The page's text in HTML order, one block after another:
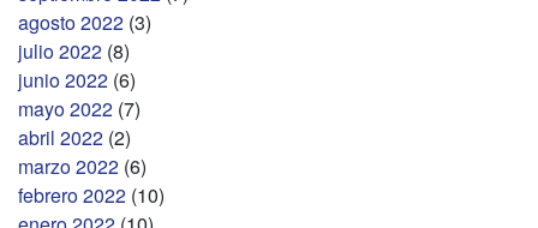
agosto 2022 (3)
julio 2022 (8)
junio 2022 (6)
mayo 2022 (7)
abril 2022 (2)
marzo 2022 (6)
febrero 2022 (10)